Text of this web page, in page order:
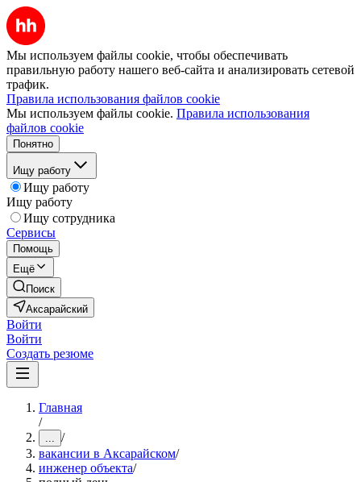
Мы используем файлы cookie, чтобы обеспечивать
правильную работу нашего веб-сайта и анализировать сетевой
трафик.
Правила использования файлов cookie
Мы используем файлы cookie. Правила использования
файлов cookie
Понятно
Ищу работу
Ищу работу
Ищу работу
Ищу сотрудника
Сервисы
Помощь
Ещё
Поиск
Аксарайский
Войти
Войти
Создать резюме
Главная
/
... /
вакансии в Аксарайском/
инженер объекта/